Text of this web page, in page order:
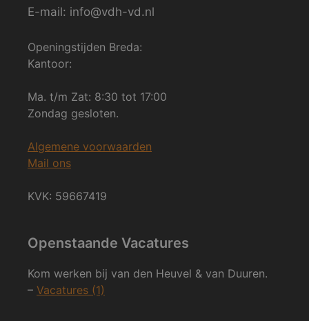
E-mail: info@vdh-vd.nl
Openingstijden Breda:
Kantoor:
Ma. t/m Zat: 8:30 tot 17:00
Zondag gesloten.
Algemene voorwaarden
Mail ons
KVK: 59667419
Openstaande Vacatures
Kom werken bij van den Heuvel & van Duuren.
– Vacatures (1)